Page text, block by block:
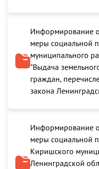
Информирование
меры социальной
муниципального
"Выдача
граждан,
закона
Информирование
меры социальной
Киришского
Ленинградской